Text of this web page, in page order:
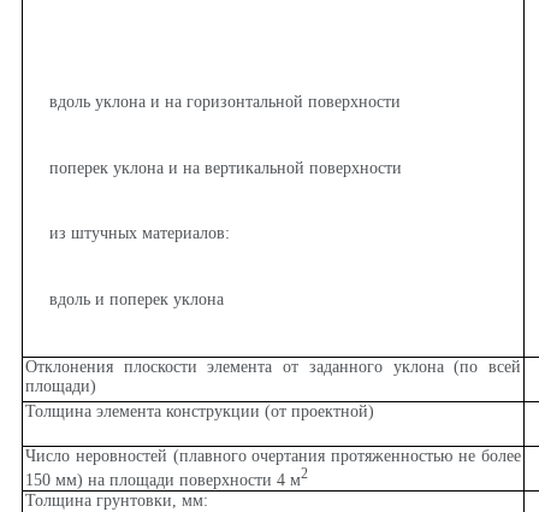
вдоль уклона и на горизонтальной поверхности
поперек уклона и на вертикальной поверхности
из штучных материалов:
вдоль и поперек уклона
Отклонения плоскости элемента от заданного уклона (по всей
площади)
Толщина элемента конструкции (от проектной)
Число неровностей (плавного очертания протяженностью не более
150 мм) на площади поверхности 4 м2
Толщина грунтовки, мм: